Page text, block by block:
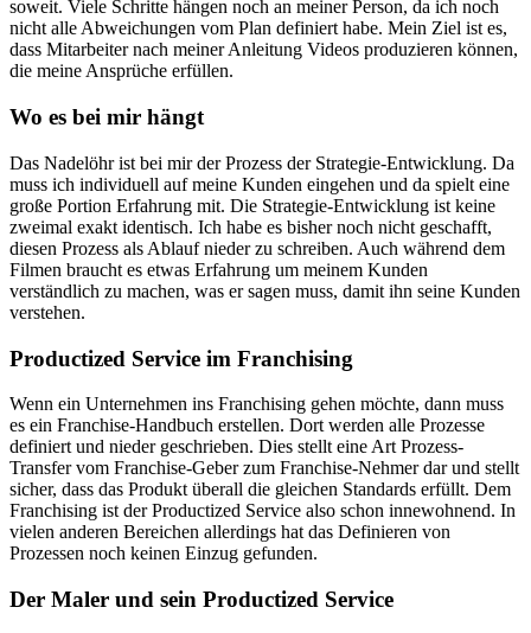
soweit. Viele Schritte hängen noch an meiner Person, da ich noch
nicht alle Abweichungen vom Plan definiert habe. Mein Ziel ist es,
dass Mitarbeiter nach meiner Anleitung Videos produzieren können,
die meine Ansprüche erfüllen.
Wo es bei mir hängt
Das Nadelöhr ist bei mir der Prozess der Strategie-Entwicklung. Da
muss ich individuell auf meine Kunden eingehen und da spielt eine
große Portion Erfahrung mit. Die Strategie-Entwicklung ist keine
zweimal exakt identisch. Ich habe es bisher noch nicht geschafft,
diesen Prozess als Ablauf nieder zu schreiben. Auch während dem
Filmen braucht es etwas Erfahrung um meinem Kunden
verständlich zu machen, was er sagen muss, damit ihn seine Kunden
verstehen.
Productized Service im Franchising
Wenn ein Unternehmen ins Franchising gehen möchte, dann muss
es ein Franchise-Handbuch erstellen. Dort werden alle Prozesse
definiert und nieder geschrieben. Dies stellt eine Art Prozess-
Transfer vom Franchise-Geber zum Franchise-Nehmer dar und stellt
sicher, dass das Produkt überall die gleichen Standards erfüllt. Dem
Franchising ist der Productized Service also schon innewohnend. In
vielen anderen Bereichen allerdings hat das Definieren von
Prozessen noch keinen Einzug gefunden.
Der Maler und sein Productized Service